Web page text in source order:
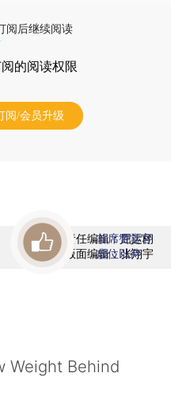
阅后继续阅读
的阅读权限
阅/会员升级
责任编辑：屈运栩
版面编辑：张翔宇
首席赞赏官
虚位以待
Weight Behind